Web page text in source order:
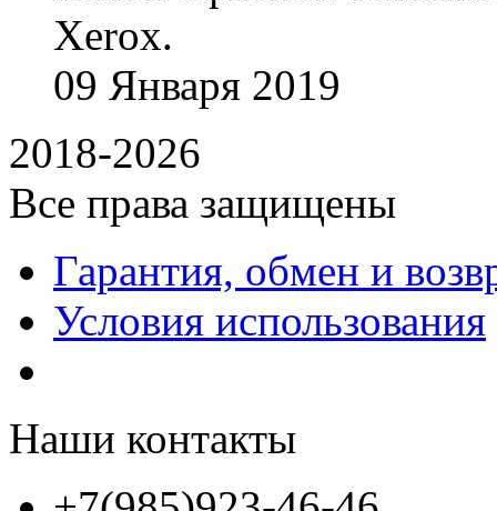
Xerox.
09 Января 2019
2018-2026
Все права защищены
Гарантия, обмен и
Условия использования
Наши контакты